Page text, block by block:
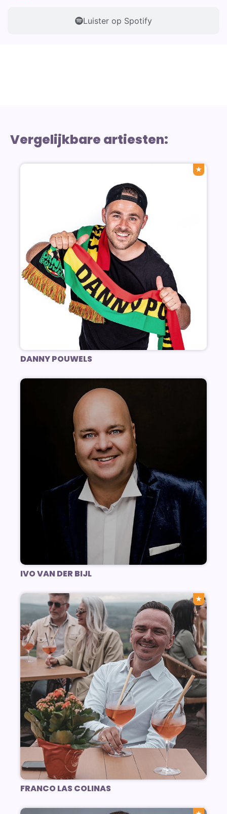
Luister op Spotify
Vergelijkbare artiesten:
★
DANNY POUWELS
IVO VAN DER BIJL
★
FRANCO LAS COLINAS